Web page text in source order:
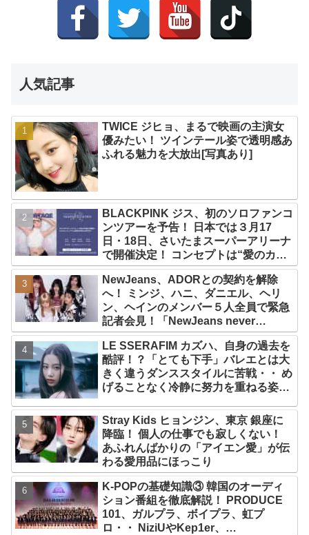
人気記事
TWICE ジヒョ、まるで映画の主演女
優みたい！ ツインテール姿で透明感あ
ふれる魅力を大放出[写真あり]
BLACKPINK ジス、初のソロファンコ
ンツアーを予告！ 日本では３月17
日・18日、さいたまスーパーアリーナ
で開催決定！ コンセプトは“愛のカケ
ラ”！？ 14日には新アルバム
『AMORTAGE』もリリース
NewJeans、ADORとの契約を解除
へ！ ミンジ、ハニ、ダニエル、ヘリ
ン、ヘインのメンバー５人全員で緊急
記者会見！「NewJeans never
dies!」と微笑みの宣言！ ADOR側、
2029年まで契約有効と主張
LE SSERAFIM カズハ、自身の過去を
酷評！？「とても下手」バレエとは大
きく違うダンススタイルに苦戦・・ め
げることなく冷静に努力を重ねる姿に
Stray Kids ヒョンジン、東京 銀座に
降臨！ 個人の仕事でも寂しくない！
あふれんばかりの「アイエン愛」が伝
わる愛用品にほっこり
K-POPの基礎知識③ 韓国のオーディ
ション番組を徹底解説！ PRODUCE
101、ガルプラ、ボイプラ、虹プ
ロ・・ NiziUやKep1er、